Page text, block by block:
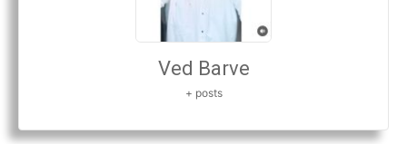
Ved Barve
+ posts